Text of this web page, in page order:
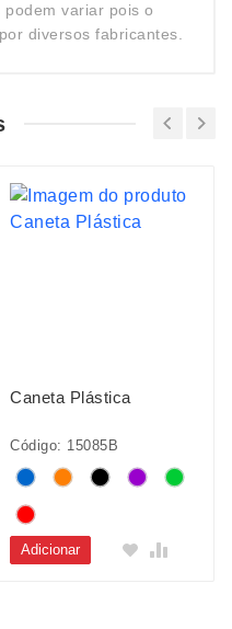
variar pois o
diversos fabricantes.
Caneta Plástica
Código: 15085B
Adicionar